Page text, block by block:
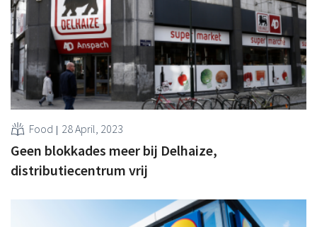
Food 28 April, 2023
Geen blokkades meer bij Delhaize,
distributiecentrum vrij